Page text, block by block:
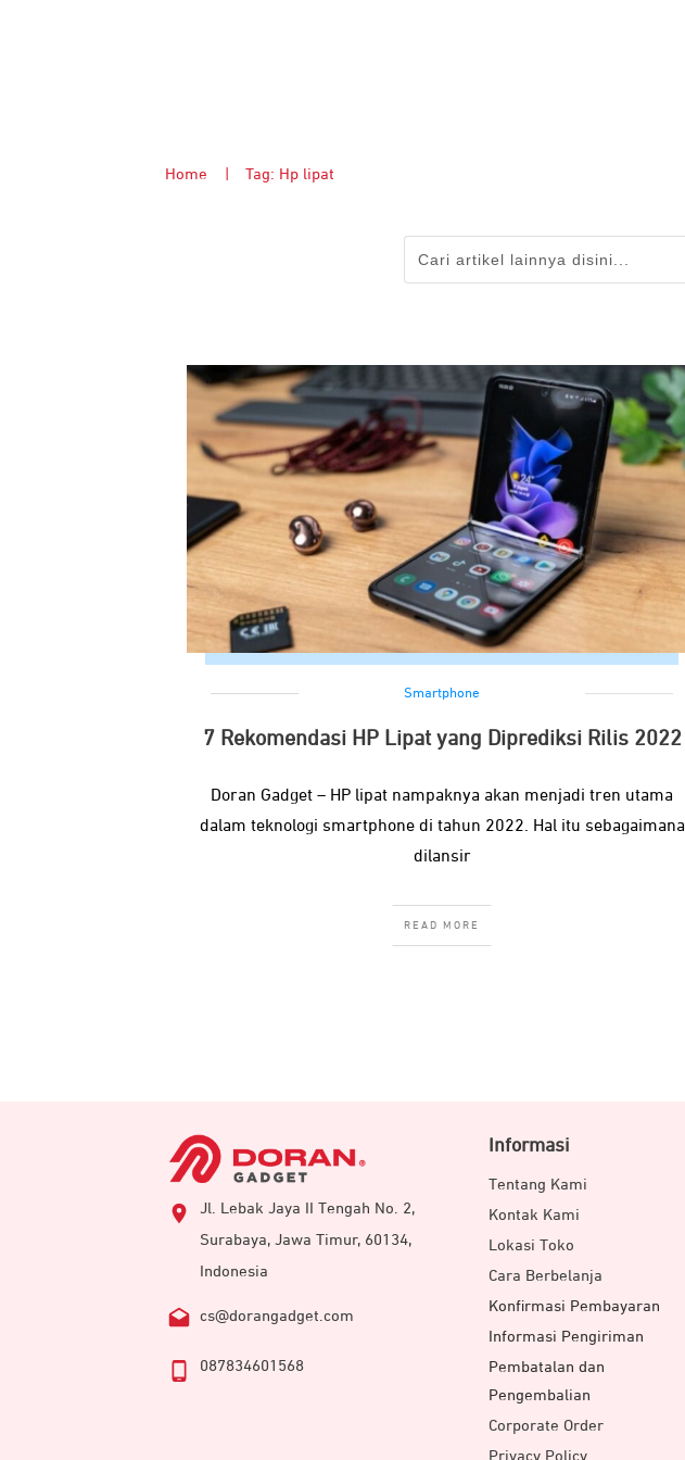
Home Tag: Hp lipat
Smartphone
7 Rekomendasi HP Lipat yang Diprediksi Rilis 2022
Doran Gadget – HP lipat nampaknya akan menjadi tren utama
dalam teknologi smartphone di tahun 2022. Hal itu sebagaimana
dilansir
READ MORE
Jl. Lebak Jaya II Tengah No. 2,
Surabaya, Jawa Timur, 60134,
Indonesia
cs@dorangadget.com
087834601568
Informasi
Tentang Kami
Kontak Kami
Lokasi Toko
Cara Berbelanja
Konfirmasi Pembayaran
Informasi Pengiriman
Pembatalan dan
Pengembalian
Corporate Order
Privacy Policy